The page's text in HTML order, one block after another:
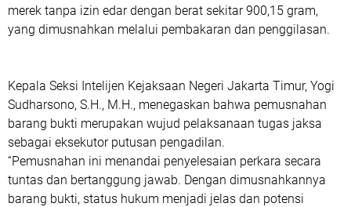
merek tanpa izin edar dengan berat sekitar 900,15 gram,
yang dimusnahkan melalui pembakaran dan penggilasan.
‎Kepala Seksi Intelijen Kejaksaan Negeri Jakarta Timur, Yogi
Sudharsono, S.H., M.H., menegaskan bahwa pemusnahan
barang bukti merupakan wujud pelaksanaan tugas jaksa
sebagai eksekutor putusan pengadilan.
‎“Pemusnahan ini menandai penyelesaian perkara secara
tuntas dan bertanggung jawab. Dengan dimusnahkannya
barang bukti, status hukum menjadi jelas dan potensi